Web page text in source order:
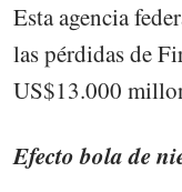
Esta agencia
las pérdidas de
US$13.000
Efecto bola de